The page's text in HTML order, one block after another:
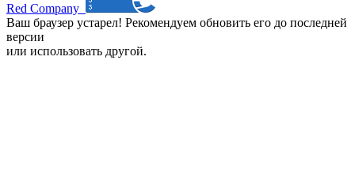
Red Company
Ваш браузер устарел! Рекомендуем обновить его до последней
версии
или использовать другой.